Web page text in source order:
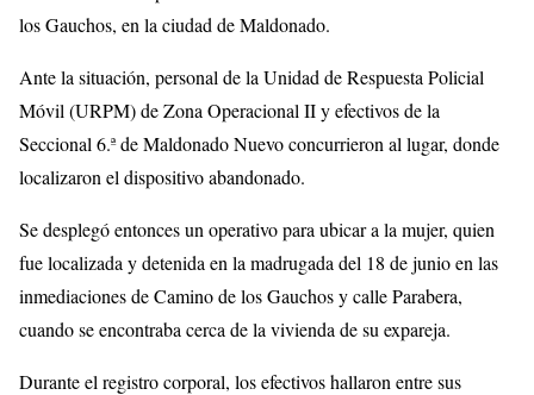
los Gauchos, en la ciudad de Maldonado.
Ante la situación, personal de la Unidad de Respuesta Policial
Móvil (URPM) de Zona Operacional II y efectivos de la
Seccional 6.ª de Maldonado Nuevo concurrieron al lugar, donde
localizaron el dispositivo abandonado.
Se desplegó entonces un operativo para ubicar a la mujer, quien
fue localizada y detenida en la madrugada del 18 de junio en las
inmediaciones de Camino de los Gauchos y calle Parabera,
cuando se encontraba cerca de la vivienda de su expareja.
Durante el registro corporal, los efectivos hallaron entre sus